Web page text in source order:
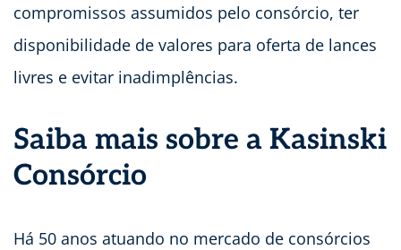
compromissos assumidos pelo consórcio, ter
disponibilidade de valores para oferta de lances
livres e evitar inadimplências.
Saiba mais sobre a Kasinski
Consórcio
Há 50 anos atuando no mercado de consórcios